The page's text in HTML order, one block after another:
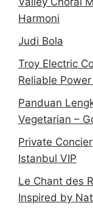
Harmoni
Judi Bola
Troy Electric
Reliable
Panduan
Vegetarian –
Private
Istanbul VIP
Le Chant des
Inspired by